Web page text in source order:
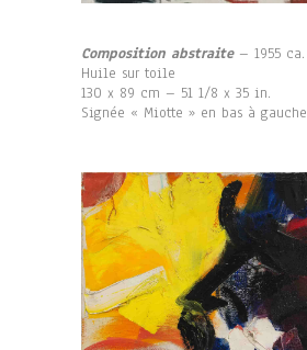
Composition abstraite– 1955 ca.
Huile sur toile
130 x 89 cm – 51 1/8 x 35 in.
Signée « Miotte » en bas à gauche